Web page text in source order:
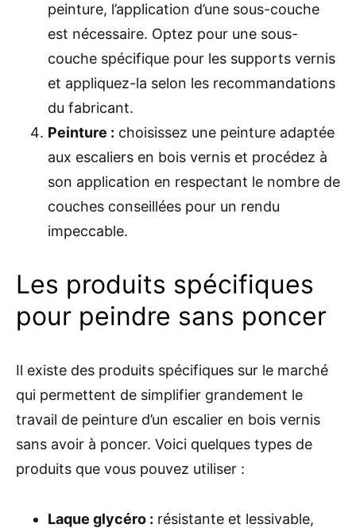
peinture, l’application d’une sous-couche
est nécessaire. Optez pour une sous-
couche spécifique pour les supports vernis
et appliquez-la selon les recommandations
du fabricant.
Peinture : choisissez une peinture adaptée
aux escaliers en bois vernis et procédez à
son application en respectant le nombre de
couches conseillées pour un rendu
impeccable.
Les produits spécifiques
pour peindre sans poncer
Il existe des produits spécifiques sur le marché
qui permettent de simplifier grandement le
travail de peinture d’un escalier en bois vernis
sans avoir à poncer. Voici quelques types de
produits que vous pouvez utiliser :
Laque glycéro : résistante et lessivable,